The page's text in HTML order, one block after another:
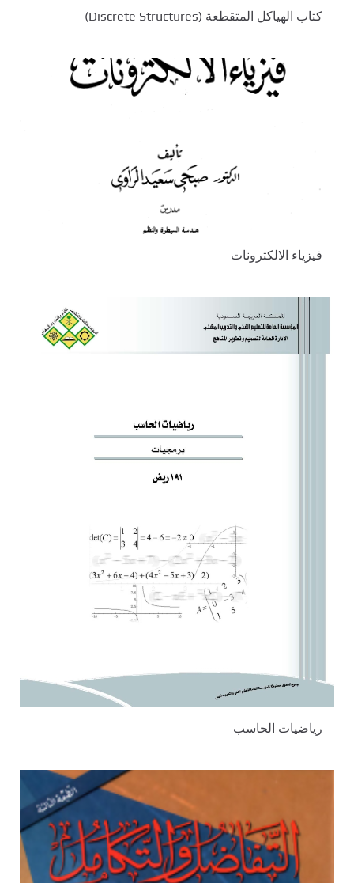
كتاب الهياكل المتقطعة (Discrete Structures)
فيزياء الالكترونات
رياضيات الحاسب